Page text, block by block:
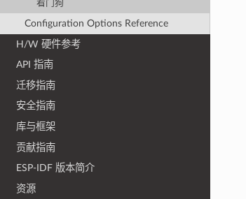
看门狗
Configuration Options Reference
H/W 硬件参考
API 指南
迁移指南
安全指南
库与框架
贡献指南
ESP-IDF 版本简介
资源